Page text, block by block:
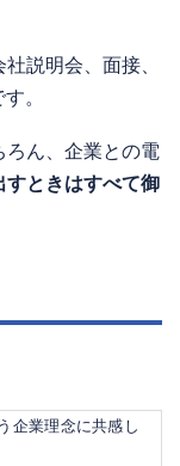
説明会、面接、
。
ん、企業との電
すときはすべて御
企業理念に共感し